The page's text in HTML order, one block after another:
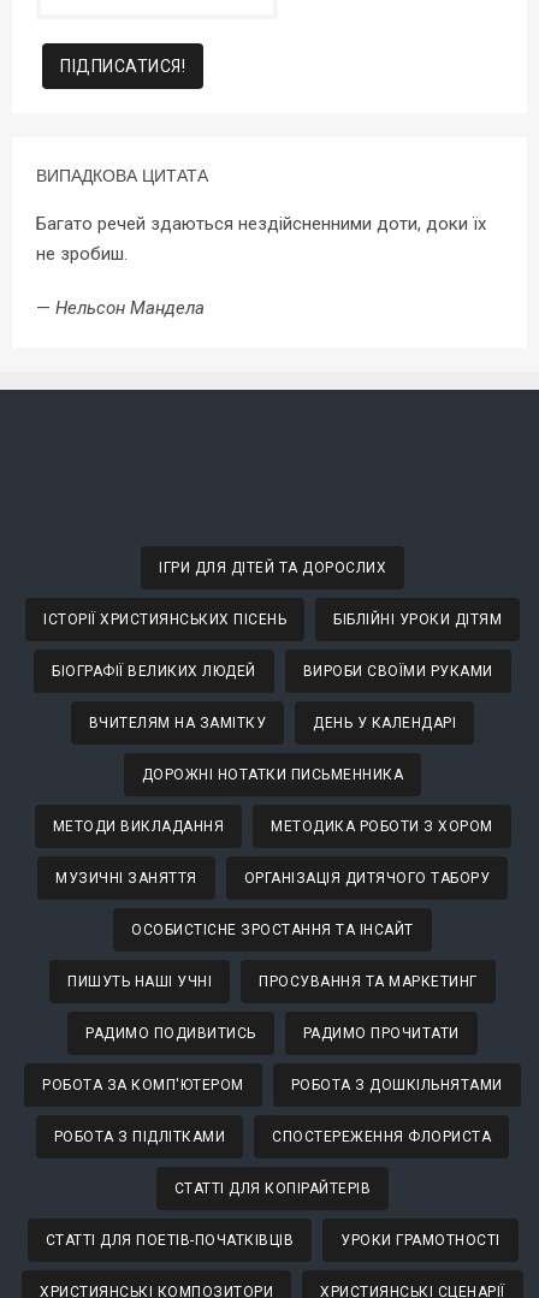
ВИПАДКОВА ЦИТАТА
Багато речей здаються нездійсненними доти, доки їх
не зробиш.
— Нельсон Мандела
ІГРИ ДЛЯ ДІТЕЙ ТА ДОРОСЛИХ
ІСТОРІЇ ХРИСТИЯНСЬКИХ ПІСЕНЬ БІБЛІЙНІ УРОКИ ДІТЯМ
БІОГРАФІЇ ВЕЛИКИХ ЛЮДЕЙ ВИРОБИ СВОЇМИ РУКАМИ
ВЧИТЕЛЯМ НА ЗАМІТКУ ДЕНЬ У КАЛЕНДАРІ
ДОРОЖНІ НОТАТКИ ПИСЬМЕННИКА
МЕТОДИ ВИКЛАДАННЯ МЕТОДИКА РОБОТИ З ХОРОМ
МУЗИЧНІ ЗАНЯТТЯ ОРГАНІЗАЦІЯ ДИТЯЧОГО ТАБОРУ
ОСОБИСТІСНЕ ЗРОСТАННЯ ТА ІНСАЙТ
ПИШУТЬ НАШІ УЧНІ ПРОСУВАННЯ ТА МАРКЕТИНГ
РАДИМО ПОДИВИТИСЬ РАДИМО ПРОЧИТАТИ
РОБОТА ЗА КОМП'ЮТЕРОМ РОБОТА З ДОШКІЛЬНЯТАМИ
РОБОТА З ПІДЛІТКАМИ СПОСТЕРЕЖЕННЯ ФЛОРИСТА
СТАТТІ ДЛЯ КОПІРАЙТЕРІВ
СТАТТІ ДЛЯ ПОЕТІВ-ПОЧАТКІВЦІВ УРОКИ ГРАМОТНОСТІ
ХРИСТИЯНСЬКІ КОМПОЗИТОРИ ХРИСТИЯНСЬКІ СЦЕНАРІЇ